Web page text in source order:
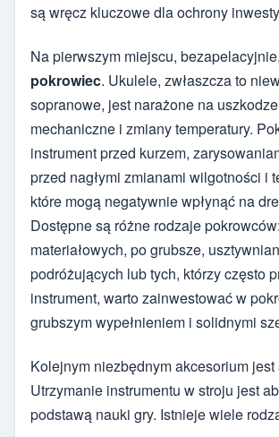
są wręcz kluczowe dla ochrony
Na pierwszym miejscu,
pokrowiec. Ukulele, zwłaszcza to
sopranowe, jest narażone na
mechaniczne i zmiany temperatury.
instrument przed kurzem,
przed nagłymi zmianami wilgotności i
które mogą negatywnie wpłynąć na
Dostępne są różne rodzaje
materiałowych, po grubsze,
podróżujących lub tych, którzy często
instrument, warto zainwestować w
grubszym wypełnieniem i solidnymi
Kolejnym niezbędnym akcesorium jest
Utrzymanie instrumentu w stroju jest
podstawą nauki gry. Istnieje wiele